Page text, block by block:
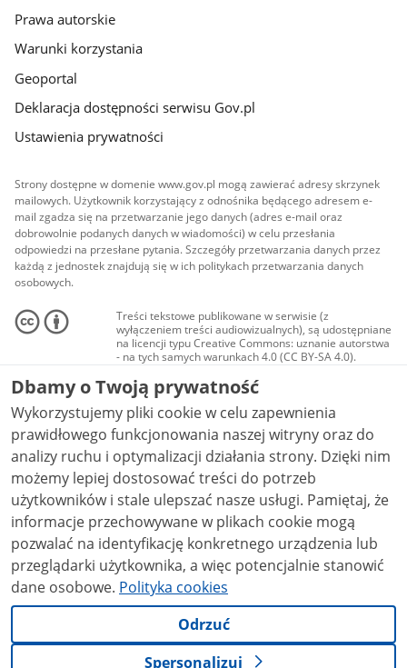
Prawa autorskie
Warunki korzystania
Geoportal
Deklaracja dostępności serwisu Gov.pl
Ustawienia prywatności
Strony dostępne w domenie www.gov.pl mogą zawierać adresy skrzynek
mailowych. Użytkownik korzystający z odnośnika będącego adresem e-
mail zgadza się na przetwarzanie jego danych (adres e-mail oraz
dobrowolnie podanych danych w wiadomości) w celu przesłania
odpowiedzi na przesłane pytania. Szczegóły przetwarzania danych przez
każdą z jednostek znajdują się w ich politykach przetwarzania danych
osobowych.
Treści tekstowe publikowane w serwisie (z
wyłączeniem treści audiowizualnych), są udostępniane
na licencji typu Creative Commons: uznanie autorstwa
- na tych samych warunkach 4.0 (CC BY-SA 4.0).
Materiały audiowizualne, w tym zdjęcia, materiały
audio i wideo, są udostępniane na licencji typu
Creative Commons: uznanie autorstwa użycie
niekomercyjne - bez utworów zależnych 4.0 (CC BY-
NC-ND 4.0), o ile nie jest to stwierdzone inaczej.
Dbamy o Twoją prywatność
Wykorzystujemy pliki cookie w celu zapewnienia
prawidłowego funkcjonowania naszej witryny oraz do
analizy ruchu i optymalizacji działania strony. Dzięki nim
możemy lepiej dostosować treści do potrzeb
użytkowników i stale ulepszać nasze usługi. Pamiętaj, że
informacje przechowywane w plikach cookie mogą
pozwalać na identyfikację konkretnego urządzenia lub
przeglądarki użytkownika, a więc potencjalnie stanowić
dane osobowe. Polityka cookies
Odrzuć
Spersonalizuj